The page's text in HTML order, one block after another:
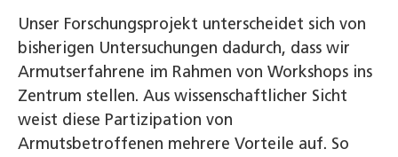
Unser Forschungsprojekt unterscheidet sich von
bisherigen Untersuchungen dadurch, dass wir
Armutserfahrene im Rahmen von Workshops ins
Zentrum stellen. Aus wissenschaftlicher Sicht
weist diese Partizipation von
Armutsbetroffenen mehrere Vorteile auf. So